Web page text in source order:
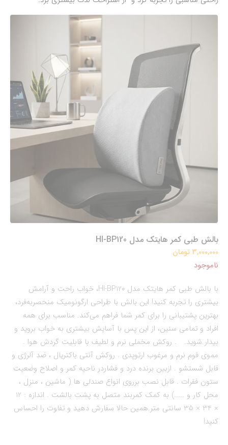
بالش طبی کمر هایتک مدل HI-BP120
3,000,000 تومان
ناموجود
با بالش طبی کمر هایتک مدل HI-BP120، خواب راحت و آرامش
بیشتری را تجربه کنید! این بالش با طراحی ارگونومیک منحصر‌به‌فرد،
بهترین پشتیبانی را برای کمر شما فراهم می‌کند. مناسب برای همه
افراد و تمامی سنین، از این پس با آسایش بیشتری به خواب بروید و
بیدار شوید. . روکش مخملی نرم و لطیف با قابلیت گردش هوا .
مموی فوم نرم و مرغوب ارتوپدی . روکش آنتی باکتریال ، ضد آلرژی و
قابل شستشو . ازبین برنده درد و فشاردر ناحیه کمر و اصلاح وضعیت
ستون فقرات . قابل نصب برروی انواع صندلی ها ( ماشین ، منزل ،
محل کار و .....) به کمک کمربند متصل به پشت بالشت . اندازه : 12
× 34 × 35 سانتی متر.همین حالا سفارش دهید و تفاوت را احساس
کنید!